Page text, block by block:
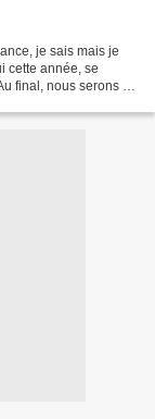
je sais mais je
cette année, se
final, nous serons 23